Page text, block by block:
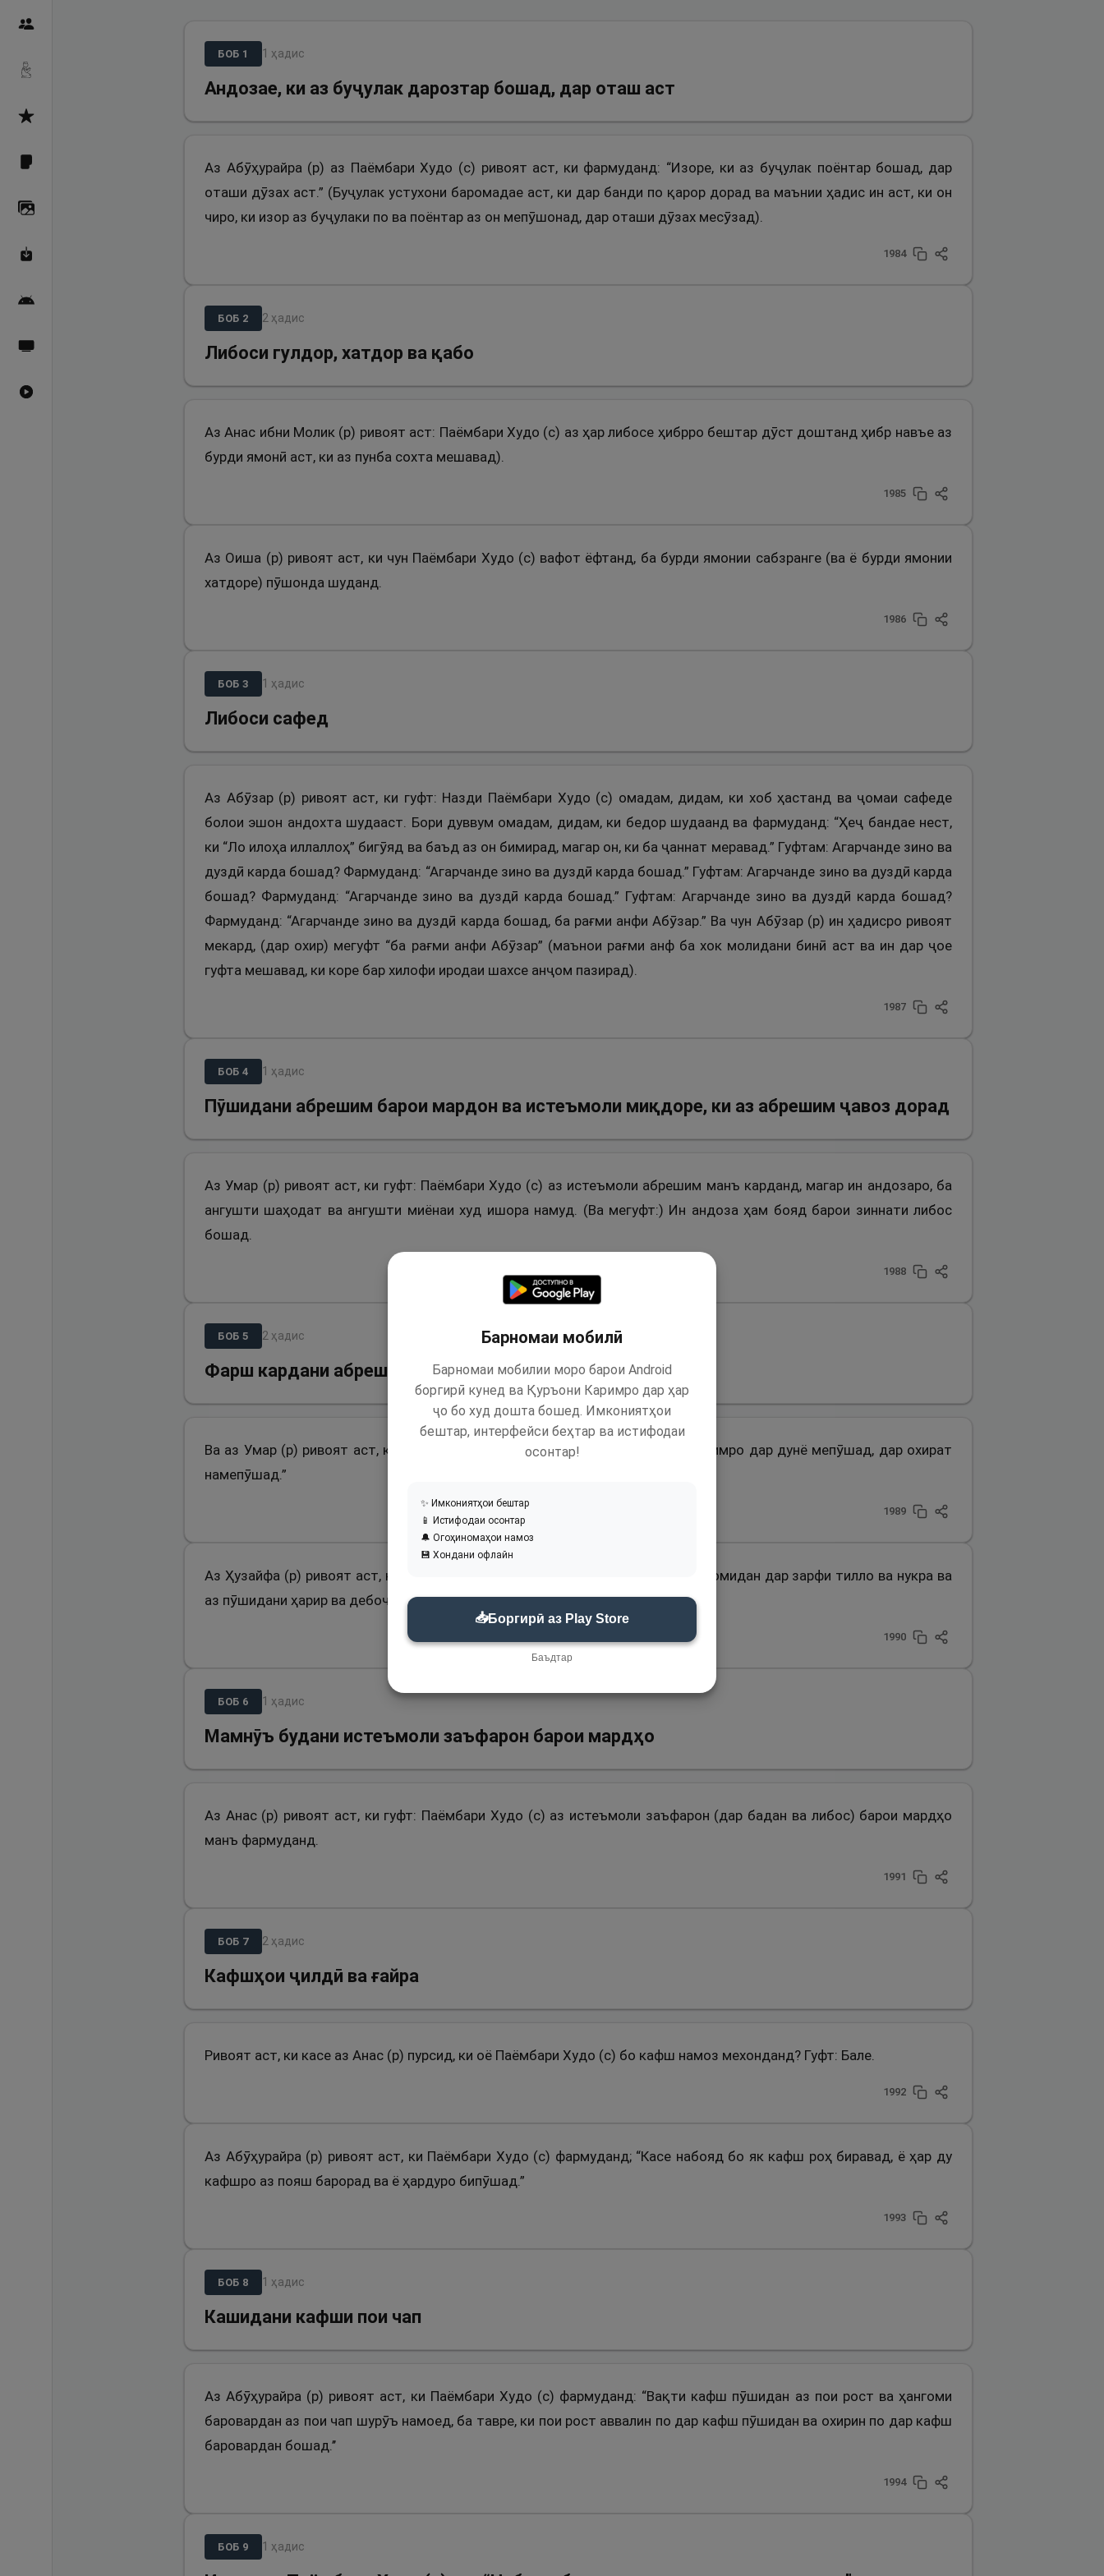
БОБ 1 1 ҳадис
Андозае, ки аз буҷулак дарозтар бошад, дар оташ аст
Аз Абӯҳурайра (р) аз Паёмбари Худо (с) ривоят аст, ки фармуданд: “Изоре, ки аз буҷулак поёнтар бошад, дар
оташи дӯзах аст.” (Буҷулак устухони баромадае аст, ки дар банди по қарор дорад ва маънии ҳадис ин аст, ки он
чиро, ки изор аз буҷулаки по ва поёнтар аз он мепӯшонад, дар оташи дӯзах месӯзад).
1984
БОБ 2 2 ҳадис
Либоси гулдор, хатдор ва қабо
Аз Анас ибни Молик (р) ривоят аст: Паёмбари Худо (с) аз ҳар либосе ҳибрро бештар дӯст доштанд ҳибр навъе аз
бурди ямонӣ аст, ки аз пунба сохта мешавад).
1985
Аз Оиша (р) ривоят аст, ки чун Паёмбари Худо (с) вафот ёфтанд, ба бурди ямонии сабзранге (ва ё бурди ямонии
хатдоре) пӯшонда шуданд.
1986
БОБ 3 1 ҳадис
Либоси сафед
Аз Абӯзар (р) ривоят аст, ки гуфт: Назди Паёмбари Худо (с) омадам, дидам, ки хоб ҳастанд ва ҷомаи сафеде
болои эшон андохта шудааст. Бори дуввум омадам, дидам, ки бедор шудаанд ва фармуданд: “Ҳеҷ бандае нест,
ки “Ло илоҳа иллаллоҳ” бигӯяд ва баъд аз он бимирад, магар он, ки ба ҷаннат меравад.” Гуфтам: Агарчанде зино ва
дуздӣ карда бошад? Фармуданд: “Агарчанде зино ва дуздӣ карда бошад.” Гуфтам: Агарчанде зино ва дуздӣ карда
бошад? Фармуданд: “Агарчанде зино ва дуздӣ карда бошад.” Гуфтам: Агарчанде зино ва дуздӣ карда бошад?
Фармуданд: “Агарчанде зино ва дуздӣ карда бошад, ба рағми анфи Абӯзар.” Ва чун Абӯзар (р) ин ҳадисро ривоят
мекард, (дар охир) мегуфт “ба рағми анфи Абӯзар” (маънои рағми анф ба хок молидани бинӣ аст ва ин дар ҷое
гуфта мешавад, ки коре бар хилофи иродаи шахсе анҷом пазирад).
1987
БОБ 4 1 ҳадис
Пӯшидани абрешим барои мардон ва истеъмоли миқдоре, ки аз абрешим ҷавоз дорад
Аз Умар (р) ривоят аст, ки гуфт: Паёмбари Худо (с) аз истеъмоли абрешим манъ карданд, магар ин андозаро, ба
ангушти шаҳодат ва ангушти миёнаи худ ишора намуд. (Ва мегуфт:) Ин андоза ҳам бояд барои зиннати либос
бошад.
1988
БОБ 5 2 ҳадис
Фарш кардани абрешим
Ва аз Умар (р) ривоят аст, ки Паёмбари Худо (с) фармуданд: “Касе ки абрешимро дар дунё мепӯшад, дар охират
намепӯшад.”
1989
Аз Ҳузайфа (р) ривоят аст, ки гуфт: Паёмбари Худо (с) моро аз хӯрдан ва ошомидан дар зарфи тилло ва нукра ва
аз пӯшидани ҳарир ва дебоҷ ва аз нишастан бар он наҳй фармуданд.
1990
БОБ 6 1 ҳадис
Мамнӯъ будани истеъмоли заъфарон барои мардҳо
Аз Анас (р) ривоят аст, ки гуфт: Паёмбари Худо (с) аз истеъмоли заъфарон (дар бадан ва либос) барои мардҳо
манъ фармуданд.
1991
БОБ 7 2 ҳадис
Кафшҳои ҷилдӣ ва ғайра
Ривоят аст, ки касе аз Анас (р) пурсид, ки оё Паёмбари Худо (с) бо кафш намоз мехонданд? Гуфт: Бале.
1992
Аз Абӯҳурайра (р) ривоят аст, ки Паёмбари Худо (с) фармуданд; “Касе набояд бо як кафш роҳ биравад, ё ҳар ду
кафшро аз пояш барорад ва ё ҳардуро бипӯшад.”
1993
БОБ 8 1 ҳадис
Кашидани кафши пои чап
Аз Абӯҳурайра (р) ривоят аст, ки Паёмбари Худо (с) фармуданд: “Вақти кафш пӯшидан аз пои рост ва ҳангоми
баровардан аз пои чап шурӯъ намоед, ба тавре, ки пои рост аввалин по дар кафш пӯшидан ва охирин по дар кафш
баровардан бошад.’’
1994
БОБ 9 1 ҳадис
Барномаи мобилӣ
Барномаи мобилии моро барои Android
боргирӣ кунед ва Қуръони Каримро дар ҳар
ҷо бо худ дошта бошед. Имкониятҳои
бештар, интерфейси беҳтар ва истифодаи
осонтар!
✨ Имкониятҳои бештар
📱 Истифодаи осонтар
🔔 Огоҳиномаҳои намоз
💾 Хондани офлайн
📥Боргирӣ аз Play Store
Баъдтар